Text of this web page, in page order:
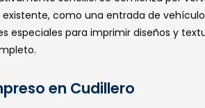
como una entrada de
especiales para imprimir diseños y
en Cudillero